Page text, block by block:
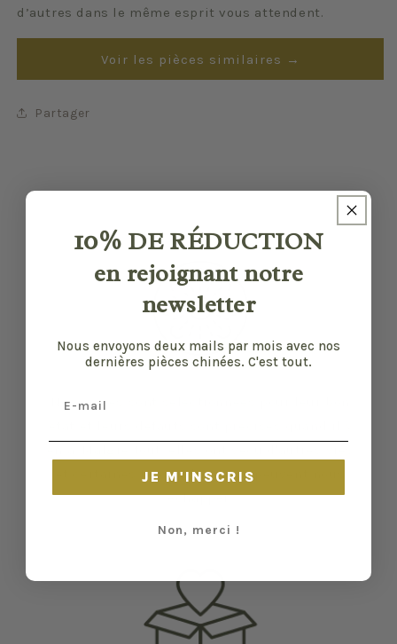
d’autres dans le même esprit vous attendent.
Voir les pièces similaires →
Partager
Nos pièces sont sélectionnées pour leur bon
et certaines traces du temps peuvent nous
échapper.
10% DE RÉDUCTION
en rejoignant notre
newsletter
Nous envoyons deux mails par mois avec nos
dernières pièces chinées. C'est tout.
JE M'INSCRIS
Non, merci !